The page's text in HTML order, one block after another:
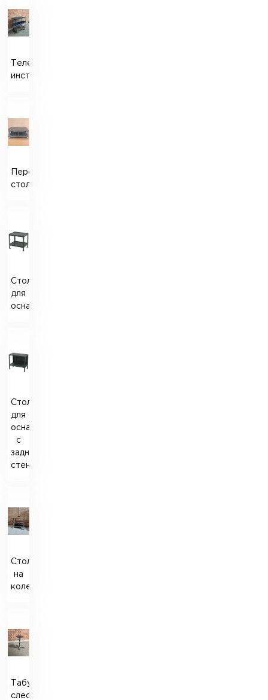
Тележка
инструментальная
Передвижной
стол
Стол
для
оснастки
Стол
для
оснастки
с
задней
стенкой
Стол
на
колесах
Табурет
слесарный